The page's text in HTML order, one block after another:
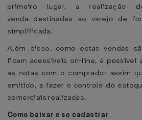
primeiro lugar, a realização
venda destinadas ao varejo de
simplificada.
Além disso, como estas vendas
ficam acessíveis on-line, é possível
as notas com o comprador assim
emitido, e fazer o controle do
comerciais realizadas.
Como baixar e se cadastrar